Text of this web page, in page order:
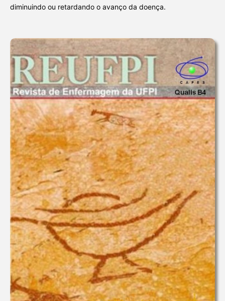
diminuindo ou retardando o avanço da doença.